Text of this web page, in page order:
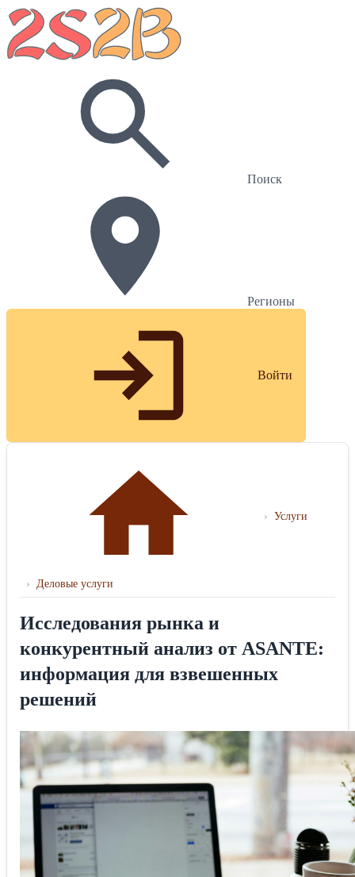
Поиск
Регионы
Войти
› Услуги
› Деловые услуги
Исследования рынка и
конкурентный анализ от ASANTE:
информация для взвешенных
решений